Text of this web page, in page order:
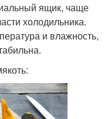
ящик, чаще
холодильника.
и влажность,